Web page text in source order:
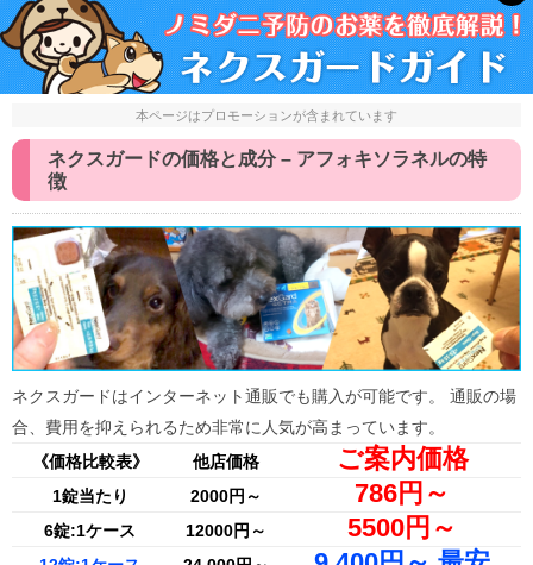
本ページはプロモーションが含まれています
ネクスガードの価格と成分 – アフォキソラネルの特
徴
ネクスガードはインターネット通販でも購入が可能です。 通販の場
合、費用を抑えられるため非常に人気が高まっています。
《価格比較表》
他店価格 ご案内価格
1錠当たり 2000円～ 786円～
6錠:1ケース 12000円～ 5500円～